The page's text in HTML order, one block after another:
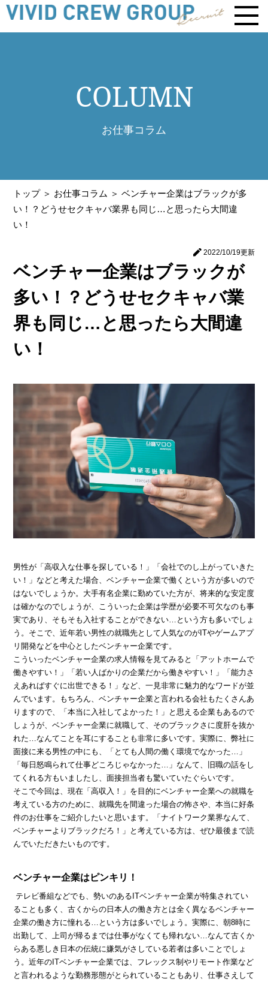
ご応募・お問い合わせはこちら
› 会社概要
› 個人情報保護方針
› 店舗スタッフ求人
› グループサイト
› オンラインヴィヴィッド
› 女性求人
COLUMN
お仕事コラム
トップ＞ お仕事コラム ＞ベンチャー企業はブラックが多
い！？どうせセクキャバ業界も同じ…と思ったら大間違
い！
2022/10/19更新
ベンチャー企業はブラックが
多い！？どうせセクキャバ業
界も同じ…と思ったら大間違
い！
男性が「高収入な仕事を探している！」「会社でのし上がっていきた
い！」などと考えた場合、ベンチャー企業で働くという方が多いので
はないでしょうか。大手有名企業に勤めていた方が、将来的な安定度
は確かなのでしょうが、こういった企業は学歴が必要不可欠なのも事
実であり、そもそも入社することができない…という方も多いでしょ
う。そこで、近年若い男性の就職先として人気なのがITやゲームアプ
リ開発などを中心としたベンチャー企業です。
こういったベンチャー企業の求人情報を見てみると「アットホームで
働きやすい！」「若い人ばかりの企業だから働きやすい！」「能力さ
えあればすぐに出世できる！」など、一見非常に魅力的なワードが並
んでいます。もちろん、ベンチャー企業と言われる会社もたくさんあ
りますので、「本当に入社してよかった！」と思える企業もあるので
しょうが、ベンチャー企業に就職して、そのブラックさに度肝を抜か
れた…なんてことを耳にすることも非常に多いです。実際に、弊社に
面接に来る男性の中にも、「とても人間の働く環境でなかった…」
「毎日怒鳴られて仕事どころじゃなかった…」なんて、旧職の話をし
てくれる方もいましたし、面接担当者も驚いていたぐらいです。
そこで今回は、現在「高収入！」を目的にベンチャー企業への就職を
考えている方のために、就職先を間違った場合の怖さや、本当に好条
件のお仕事をご紹介したいと思います。「ナイトワーク業界なんて、
ベンチャーよりブラックだろ！」と考えている方は、ぜひ最後まで読
んでいただきたいものです。
ベンチャー企業はピンキリ！
テレビ番組などでも、勢いのあるITベンチャー企業が特集されてい
ることも多く、古くからの日本人の働き方とは全く異なるベンチャー
企業の働き方に憧れる…という方は多いでしょう。実際に、朝8時に
出勤して、上司が帰るまでは仕事がなくても帰れない…なんて古くか
らある悪しき日本の伝統に嫌気がさしている若者は多いことでしょ
う。近年のITベンチャー企業では、フレックス制やリモート作業など
と言われるような勤務形態がとられていることもあり、仕事さえして